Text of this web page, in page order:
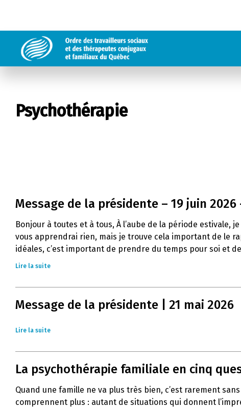
Psychothérapie
Message de la présidente – 19 juin
Bonjour à toutes et à tous, À l’aube de la période estivale,
vous apprendrai rien, mais je trouve cela important de le
idéales, c’est important de prendre du temps pour soi et
Lire la suite
Message de la présidente | 21 mai 2026
Lire la suite
La psychothérapie familiale en cinq
Quand une famille ne va plus très bien, c’est rarement
comprennent plus : autant de situations qui donnent